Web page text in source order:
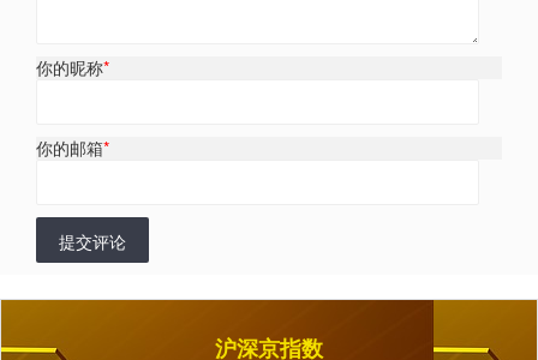
你的昵称*
你的邮箱*
提交评论
沪深京指数